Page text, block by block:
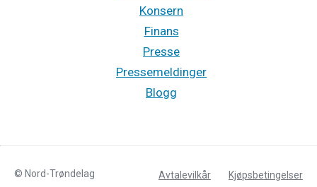
Konsern
Finans
Presse
Pressemeldinger
Blogg
© Nord-Trøndelag Avtalevilkår Kjøpsbetingelser